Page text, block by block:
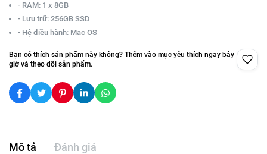
- RAM: 1 x 8GB
- Lưu trữ: 256GB SSD
- Hệ điều hành: Mac OS
Bạn có thích sản phẩm này không? Thêm vào mục yêu thích ngay bây
giờ và theo dõi sản phẩm.
Mô tả Đánh giá